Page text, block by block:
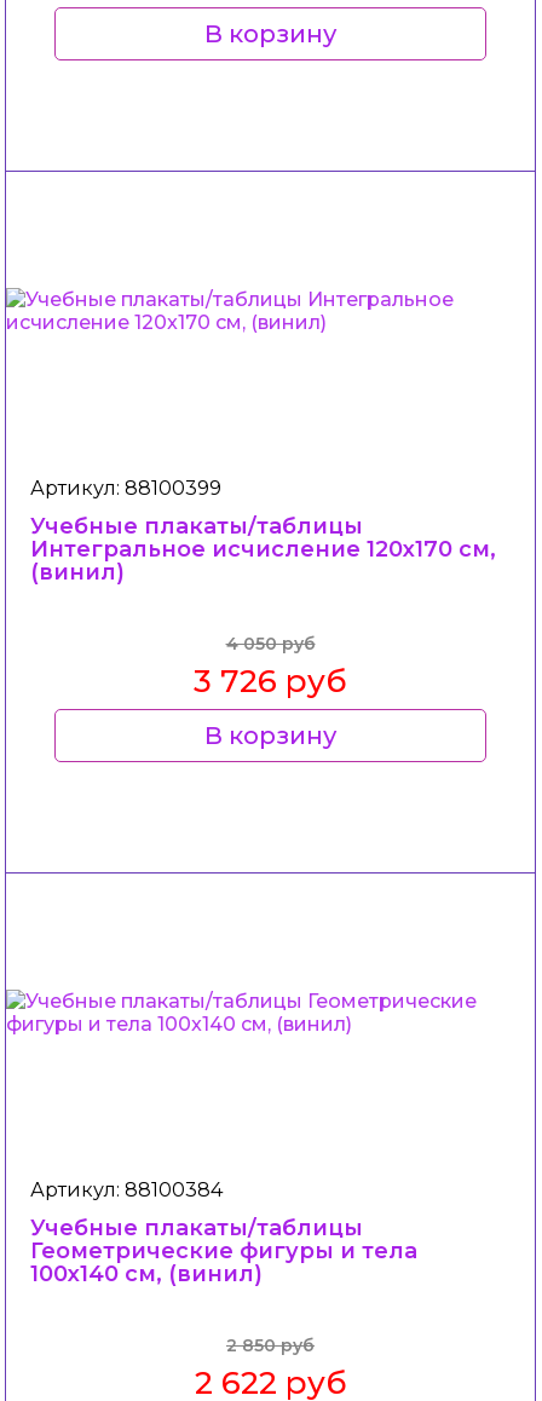
В корзину
Артикул: 88100399
Учебные плакаты/таблицы
Интегральное исчисление 120x170 см,
(винил)
4 050 руб
3 726 руб
В корзину
Артикул: 88100384
Учебные плакаты/таблицы
Геометрические фигуры и тела
100x140 см, (винил)
2 850 руб
2 622 руб